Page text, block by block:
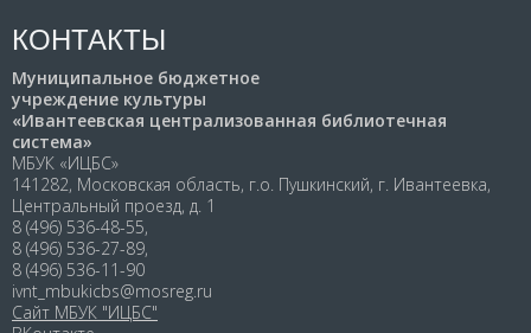
КОНТАКТЫ
Муниципальное бюджетное
учреждение культуры
«Ивантеевская централизованная библиотечная
система»
МБУК «ИЦБС»
141282, Московская область, г.о. Пушкинский, г. Ивантеевка,
Центральный проезд, д. 1
8 (496) 536-48-55,
8 (496) 536-27-89,
8 (496) 536-11-90
ivnt_mbukicbs@mosreg.ru
Сайт МБУК "ИЦБС"